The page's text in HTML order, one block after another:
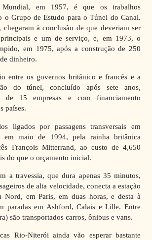
Mundial, em 1957, é que os trabalhos
o Grupo de Estudo para o Túnel do Canal.
à conclusão de que deveriam ser
e um de serviço, e, em 1973, o
em 1975, após a construção de 250
dinheiro.
entre os governos britânico e francês e a
do túnel, concluído após sete anos,
de 15 empresas e com financiamento
países.
ligados por passagens transversais em
em maio de 1994, pela rainha britânica
François Mitterrand, ao custo de 4,650
do que o orçamento inicial.
a travessia, que dura apenas 35 minutos,
de alta velocidade, conecta a estação
Nord, em Paris, em duas horas, e desta à
paradas em Ashford, Calais e Lille. Entre
são transportados carros, ônibus e vans.
Rio-Niterói ainda vão esperar bastante